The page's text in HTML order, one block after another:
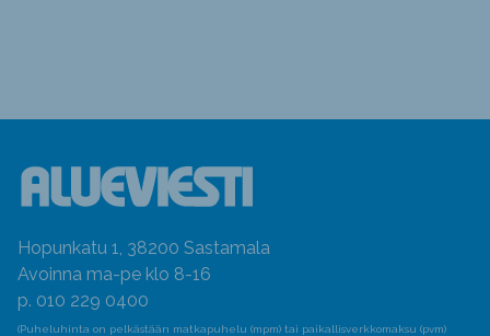
Hopunkatu 1, 38200 Sastamala
Avoinna ma-pe klo 8-16
p. 010 229 0400
(Puheluhinta on pelkästään matkapuhelu (mpm) tai paikallisverkkomaksu (pvm)